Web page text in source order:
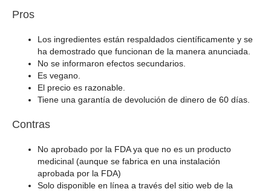
Pros
Los ingredientes están respaldados científicamente y se
ha demostrado que funcionan de la manera anunciada.
No se informaron efectos secundarios.
Es vegano.
El precio es razonable.
Tiene una garantía de devolución de dinero de 60 días.
Contras
No aprobado por la FDA ya que no es un producto
medicinal (aunque se fabrica en una instalación
aprobada por la FDA)
Solo disponible en línea a través del sitio web de la